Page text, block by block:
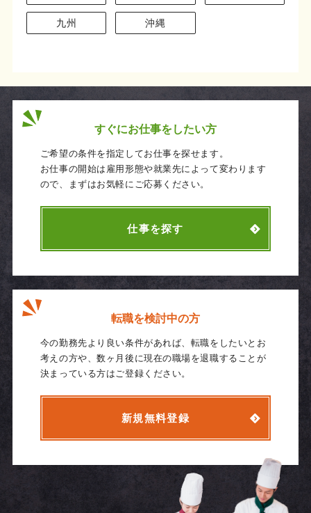
九州 沖縄
すぐにお仕事をしたい方
ご希望の条件を指定してお仕事を探せます。
お仕事の開始は雇用形態や就業先によって変わります
ので、まずはお気軽にご応募ください。
仕事を探す
転職を検討中の方
今の勤務先より良い条件があれば、転職をしたいとお
考えの方や、数ヶ月後に現在の職場を退職することが
決まっている方はご登録ください。
新規無料登録